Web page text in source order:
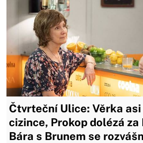
Čtvrteční Ulice: Věrka
cizince, Prokop dolézá za
Bára s Brunem se